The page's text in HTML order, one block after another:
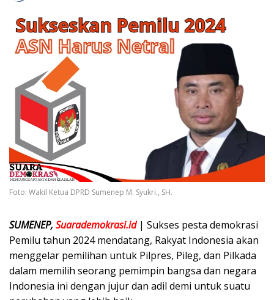
Foto: Wakil Ketua DPRD Sumenep M. Syukri., SH.
SUMENEP, Suarademokrasi.id | Sukses pesta demokrasi
Pemilu tahun 2024 mendatang, Rakyat Indonesia akan
menggelar pemilihan untuk Pilpres, Pileg, dan Pilkada
dalam memilih seorang pemimpin bangsa dan negara
Indonesia ini dengan jujur dan adil demi untuk suatu